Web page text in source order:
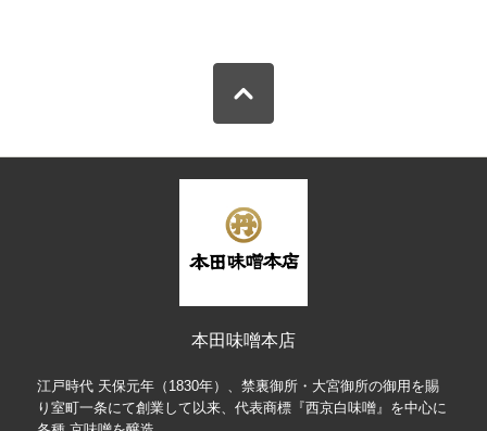
本田味噌本店
江戸時代 天保元年（1830年）、禁裏御所・大宮御所の御用を賜
り室町一条にて創業して以来、代表商標『西京白味噌』を中心に